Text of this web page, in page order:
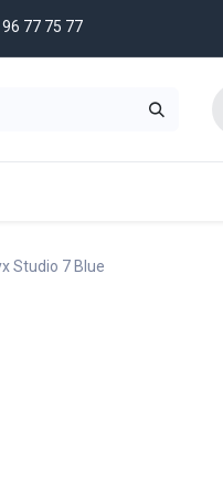
77 75 77
Studio 7 Blue